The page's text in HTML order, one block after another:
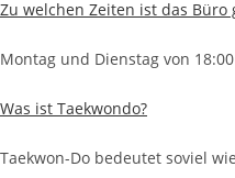
Zu welchen Zeiten ist das Büro
Montag und Dienstag von
Was ist Taekwondo?
Taekwon-Do bedeutet soviel